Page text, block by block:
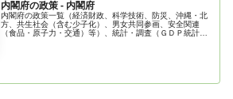
内閣府の政策 - 内閣府
内閣府の政策一覧（経済財政、科学技術、防災、沖縄・北
方、共生社会（含む少子化）、男女共同参画、安全関連
（食品・原子力・交通）等）、統計・調査（ＧＤＰ統計、